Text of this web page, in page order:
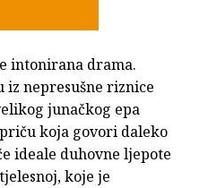
intonirana drama.
iz nepresušne riznice
junačkog epa
koja govori daleko
ideale duhovne ljepote
koje je